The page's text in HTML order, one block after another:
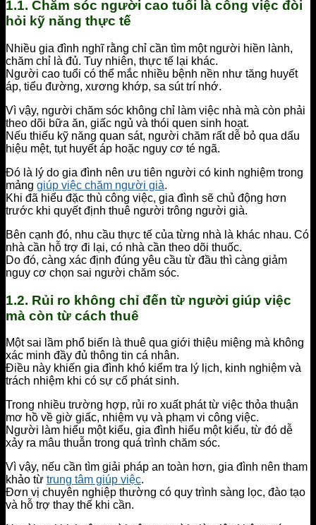
1.1. Chăm sóc người cao tuổi là công việc đòi
hỏi kỹ năng thực tế
Nhiều gia đình nghĩ rằng chỉ cần tìm một người hiền lành,
chăm chỉ là đủ. Tuy nhiên, thực tế lại khác.
Người cao tuổi có thể mắc nhiều bệnh nền như tăng huyết
áp, tiểu đường, xương khớp, sa sút trí nhớ.
Vì vậy, người chăm sóc không chỉ làm việc nhà mà còn phải
theo dõi bữa ăn, giấc ngủ và thói quen sinh hoạt.
Nếu thiếu kỹ năng quan sát, người chăm rất dễ bỏ qua dấu
hiệu mệt, tụt huyết áp hoặc nguy cơ té ngã.
Đó là lý do gia đình nên ưu tiên người có kinh nghiệm trong
mảng giúp việc chăm người già.
Khi đã hiểu đặc thù công việc, gia đình sẽ chủ động hơn
trước khi quyết định thuê người trông người già.
Bên cạnh đó, nhu cầu thực tế của từng nhà là khác nhau. Có
nhà cần hỗ trợ đi lại, có nhà cần theo dõi thuốc.
Do đó, càng xác định đúng yêu cầu từ đầu thì càng giảm
nguy cơ chọn sai người chăm sóc.
1.2. Rủi ro không chỉ đến từ người giúp việc
mà còn từ cách thuê
Một sai lầm phổ biến là thuê qua giới thiệu miệng mà không
xác minh đầy đủ thông tin cá nhân.
Điều này khiến gia đình khó kiểm tra lý lịch, kinh nghiệm và
trách nhiệm khi có sự cố phát sinh.
Trong nhiều trường hợp, rủi ro xuất phát từ việc thỏa thuận
mơ hồ về giờ giấc, nhiệm vụ và phạm vi công việc.
Người làm hiểu một kiểu, gia đình hiểu một kiểu, từ đó dễ
xảy ra mâu thuẫn trong quá trình chăm sóc.
Vì vậy, nếu cần tìm giải pháp an toàn hơn, gia đình nên tham
khảo từ trung tâm giúp việc.
Đơn vị chuyên nghiệp thường có quy trình sàng lọc, đào tạo
và hỗ trợ thay thế khi cần.